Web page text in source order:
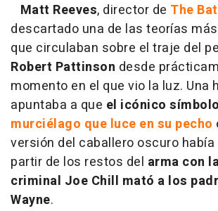
Matt Reeves, director de The
descartado una de las teorías
que circulaban sobre el traje del
Robert Pattinson desde
momento en el que vio la luz. Una
apuntaba a que el icónico
murciélago que luce en su pecho
versión del caballero oscuro
partir de los restos del arma con
criminal Joe Chill mató a los
Wayne.